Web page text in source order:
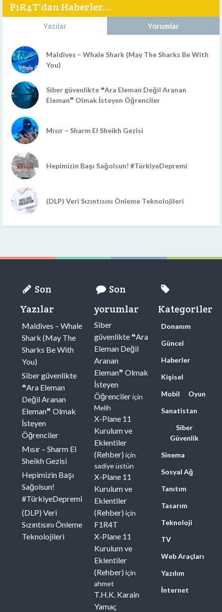
F1R4T'dan Haberler...
Yazılar Yorumlar
Maldives – Whale Shark (May The Sharks Be With
You)
Siber güvenlikte ❝Ara Eleman Değil Aranan
Eleman❞ Olmak İsteyen Öğrenciler
Mısır – Sharm El Sheikh Gezisi
Hepimizin Başı Sağolsun! #TürkiyeDepremi
(DLP) Veri Sızıntısını Önleme Teknolojileri
Son
Yazılar
Maldives – Whale
Shark (May The
Sharks Be With
You)
Siber güvenlikte
❝Ara Eleman
Değil Aranan
Eleman❞ Olmak
İsteyen
Öğrenciler
Mısır – Sharm El
Sheikh Gezisi
Hepimizin Başı
Sağolsun!
#TürkiyeDepremi
(DLP) Veri
Sızıntısını Önleme
Teknolojileri
Son
yorumlar
Siber
güvenlikte ❝Ara
Eleman Değil
Aranan
Eleman❞ Olmak
İsteyen
Öğrencileriçin
Melih
X-Plane 11
Kurulum ve
Eklentiler
(Rehber) için
sadiye üstün
X-Plane 11
Kurulum ve
Eklentiler
(Rehber) için
F1R4T
X-Plane 11
Kurulum ve
Eklentiler
(Rehber) için
ahmet
T.H.K. Karain
Yamaç
Kategoriler
Donanım
Güncel
Haberler
Kişisel
Mobil
Oyun
Sanatistan
Siber
Güvenlik
Sinema
Sosyal Ağ
Tanıtım
Tasarım
Teknoloji
TV
Web Araçları
Yazılım
İnternet